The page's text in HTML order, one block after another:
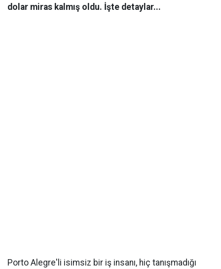
dolar miras kalmış oldu. İşte detaylar...
Porto Alegre'li isimsiz bir iş insanı, hiç tanışmadığı